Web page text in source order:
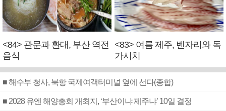
<84> 관문과 환대, 부산 역전
음식
<83> 여름 제주, 벤자리와 독
가시치
■ 해수부 청사, 북항 국제여객터미널 옆에 선다(종합)
■ 2028 유엔 해양총회 개최지, ‘부산이냐 제주냐’ 10일 결정